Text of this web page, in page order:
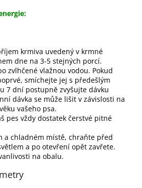
krmiva uvedený v krmné
dne na 3-5 stejných porcí.
zvlhčené vlažnou vodou. Pokud
smíchejte jej s předešlým
7 dní postupně zvyšujte dávku
dávka se může lišit v závislosti na
vašeho psa.
pes vždy dostatek čerstvé pitné
a chladném místě, chraňte před
a po otevření opět zavřete.
na obalu.